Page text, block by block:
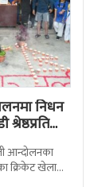
निधन
आन्दोलनका
क्रिकेट खेलाडी